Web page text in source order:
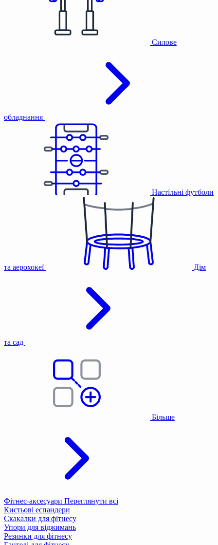
Силове
обладнання
Настільні футболи
та аерохокеї Дім
та сад
Більше
Фітнес-аксесуари Переглянути всі
Кистьові еспандери
Скакалки для фітнесу
Упори для віджимань
Резинки для фітнесу